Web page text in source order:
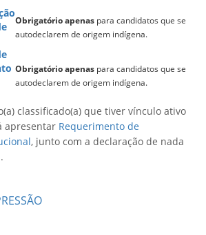
Obrigatório apenas para candidatos que se
autodeclarem de origem indígena.
Obrigatório apenas para candidatos que se
autodeclarem de origem indígena.
classificado(a) que tiver vínculo ativo
apresentar Requerimento de
, junto com a declaração de nada